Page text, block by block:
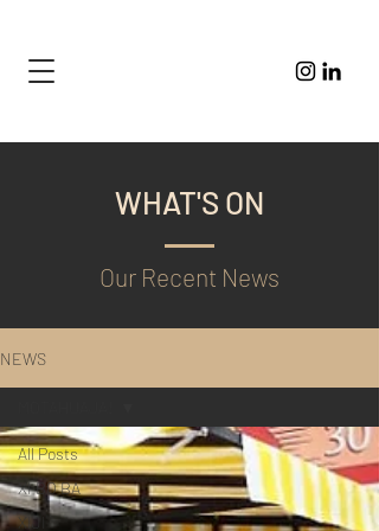
WHAT'S ON
Our Recent News
NEWS
All Posts
XI BO BA
XIJI